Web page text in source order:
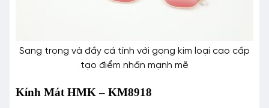
Sang trọng và đầy cá tính với gọng kim loại cao cấp
tạo điểm nhấn mạnh mẽ
Kính Mát HMK – KM8918